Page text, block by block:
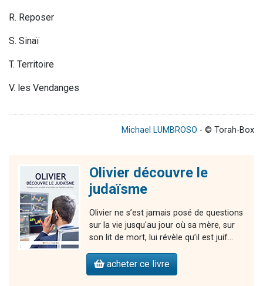
R. Reposer
S. Sinaï
T. Territoire
V. les Vendanges
Michael LUMBROSO - © Torah-Box
Olivier découvre le
judaïsme
Olivier ne s’est jamais posé de questions
sur la vie jusqu'au jour où sa mère, sur
son lit de mort, lui révèle qu’il est juif...
acheter ce livre